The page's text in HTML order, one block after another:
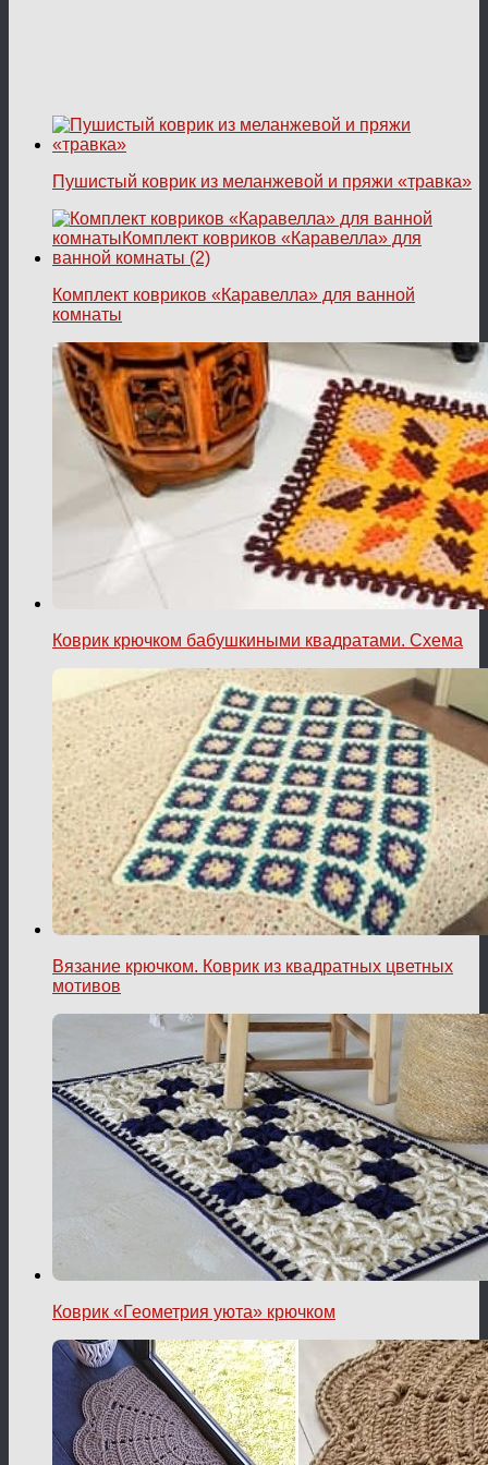
Пушистый коврик из меланжевой и пряжи «травка»
Комплект ковриков «Каравелла» для ванной
комнаты
Коврик крючком бабушкиными квадратами. Схема
Вязание крючком. Коврик из квадратных цветных
мотивов
Коврик «Геометрия уюта» крючком